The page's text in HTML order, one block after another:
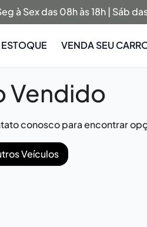
à Sex das 08h às 18h | Sáb
ESTOQUE VENDA SEU
Vendido
conosco para encontrar
Veículos